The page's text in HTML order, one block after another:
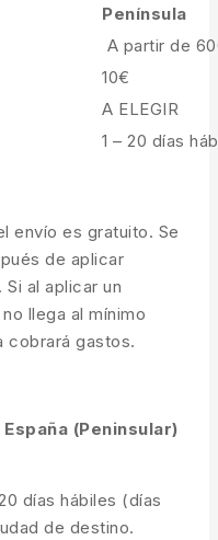
Península
A partir de
10€
A ELEGIR
1 – 20 días
envío es gratuito. Se
de aplicar
al aplicar un
llega al mínimo
cobrará gastos.
(Peninsular)
días hábiles (días
de destino.